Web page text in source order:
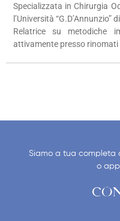
Specializzata in Chirurgia
l’Università “G.D’Annunzio”
Relatrice su metodiche
attivamente presso
Siamo a tua completa
o